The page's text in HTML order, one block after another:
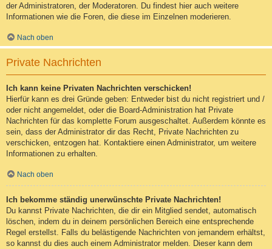
der Administratoren, der Moderatoren. Du findest hier auch weitere
Informationen wie die Foren, die diese im Einzelnen moderieren.
Nach oben
Private Nachrichten
Ich kann keine Privaten Nachrichten verschicken!
Hierfür kann es drei Gründe geben: Entweder bist du nicht registriert und /
oder nicht angemeldet, oder die Board-Administration hat Private
Nachrichten für das komplette Forum ausgeschaltet. Außerdem könnte es
sein, dass der Administrator dir das Recht, Private Nachrichten zu
verschicken, entzogen hat. Kontaktiere einen Administrator, um weitere
Informationen zu erhalten.
Nach oben
Ich bekomme ständig unerwünschte Private Nachrichten!
Du kannst Private Nachrichten, die dir ein Mitglied sendet, automatisch
löschen, indem du in deinem persönlichen Bereich eine entsprechende
Regel erstellst. Falls du belästigende Nachrichten von jemandem erhältst,
so kannst du dies auch einem Administrator melden. Dieser kann dem